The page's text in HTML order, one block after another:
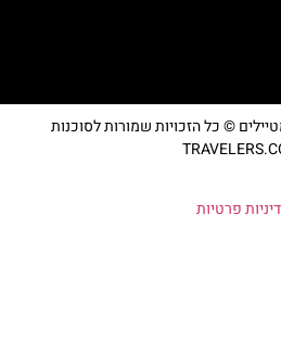
© כל הזכויות שמורות לסוכנות
פרטיות